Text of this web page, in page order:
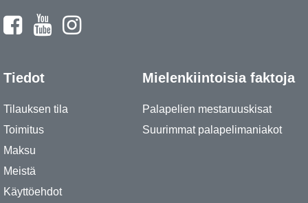
Tiedot
Tilauksen tila
Toimitus
Maksu
Meistä
Käyttöehdot
Mielenkiintoisia faktoja
Palapelien mestaruuskisat
Suurimmat palapelimaniakot